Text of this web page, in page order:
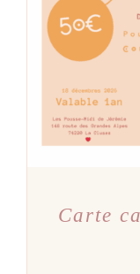
DÉTAILS
Carte